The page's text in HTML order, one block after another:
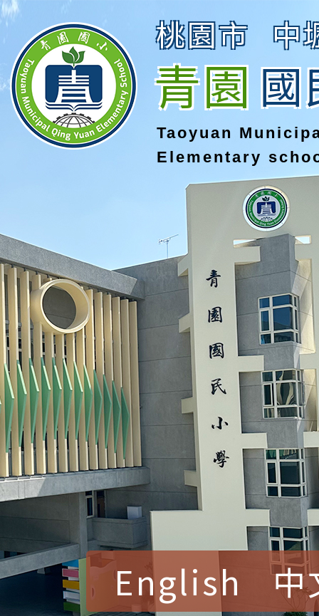
桃園市 中
青園國
Taoyuan
Elementary
English 中
賀！本校參加桃園市中